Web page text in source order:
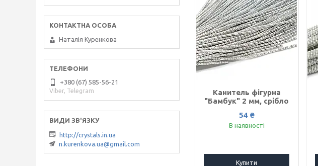
Канитель фігурна
"Бамбук" 2 мм, срібло
54 ₴
В наявності
Купити
Наталія Куренкова
+380 (67) 585-56-21
Viber, Telegram
http://crystals.in.ua
n.kurenkova.ua@gmail.com